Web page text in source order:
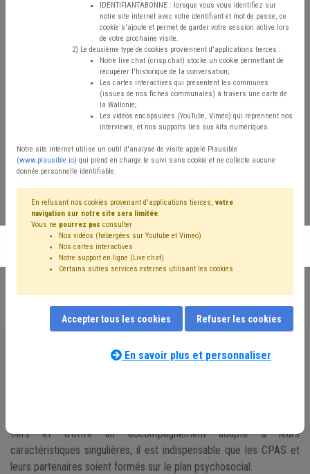
Prévenir l’épuisement :
outils pour les
travailleurs sociaux
Former les CPAS et leurs
partenaires, transformer les
parcours
S'inscrire en liste d'attente
Le public accompagné par les CPAS et leurs partenaires est à
contexte géopolitique sous tension, ces acteurs de terrain, quelle
tiers et d’offrir un accompagnement adapté à leurs
caractéristiques singulières, il est indispensable que les CPAS et
leurs partenaires soient formés sur le plan psychosocial.
IDENTIFIANTABONNE : lorsque vous vous identifiez sur
notre site internet avec votre identifiant et mot de passe, ce
cookie s'ajoute et permet de garder votre session active lors
de votre prochaine visite.
2) Le deuxième type de cookies proviennent d'applications tierces :
Notre live chat (crisp.chat) stocke un cookie permettant de
récupérer l'historique de la conversation;
Les cartes interactives qui présentent les communes
(issues de nos fiches communales) à travers une carte de
la Wallonie;
Les vidéos encapsulées (YouTube, Viméo) qui reprennent nos
interviews, et nos supports liés aux kits numériques.
Notre site internet utilise un outil d'analyse de visite appelé Plausible
(www.plausible.io) qui prend en charge le suivi sans cookie et ne collecte aucune
donnée personnelle identifiable.
En refusant nos cookies provenant d'applications tierces, votre
navigation sur notre site sera limitée.
Vous ne pourrez pas consulter
Nos vidéos (hébergées sur Youtube et Vimeo)
Nos cartes interactives
Notre support en ligne (Live chat)
Certains autres services externes utilisant les cookies
Accepter tous les cookies Refuser les cookies
En savoir plus et personnaliser